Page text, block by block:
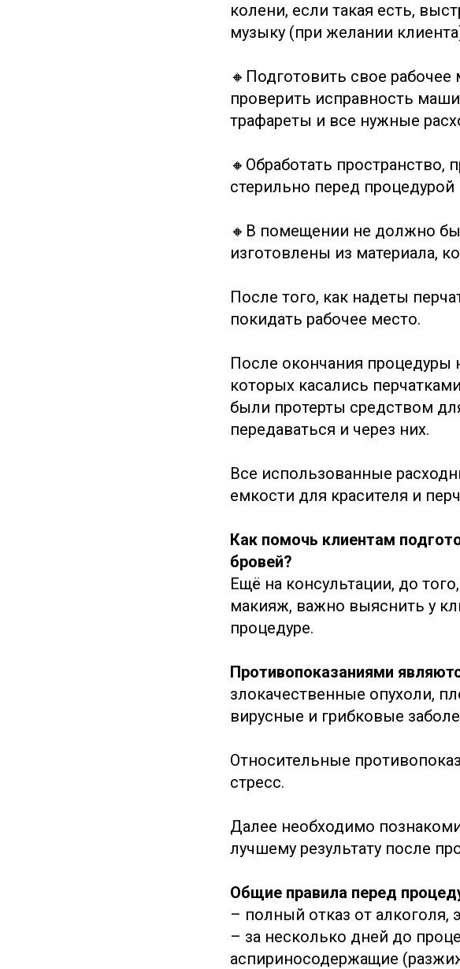
колени, если такая есть,
музыку (при желании
🔸Подготовить свое
проверить исправность
трафареты и все нужные
🔸Обработать
стерильно перед процедурой
🔸В помещении не должно
изготовлены из материала,
После того, как надеты
покидать рабочее место.
После окончания процедуры
которых касались
были протерты средством
передаваться и через них.
Все использованные
емкости для красителя и
Как помочь клиентам
бровей?
Ещё на консультации, до
макияж, важно выяснить у
процедуре.
Противопоказаниями
злокачественные опухоли,
вирусные и грибковые
Относительные
стресс.
Далее необходимо
лучшему результату после
Общие правила перед
– полный отказ от алкоголя,
– за несколько дней до
аспириносодержащие